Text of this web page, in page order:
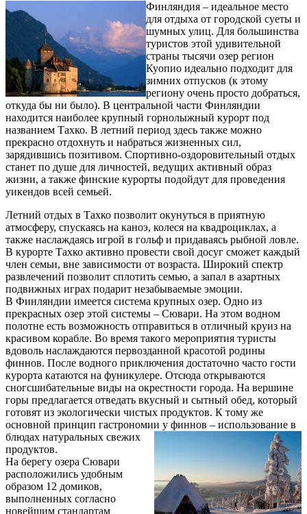
Финляндия – идеальное место
для отдыха от городской суеты и
шумных улиц. Для большинства
туристов этой удивительной
страны тысячи озер регион
Куопио идеально подходит для
зимних отпусков (к этому
региону очень просто добраться,
откуда бы ни было). В центральной части Финляндии
находится наиболее крупный горнолыжный курорт под
названием Тахко. В летний период здесь также можно
прекрасно отдохнуть и набраться жизненных сил,
зарядившись позитивом. Спортивно-оздоровительный отдых
станет по душе для личностей, ведущих активный образ
жизни, а также финские курорты подойдут для проведения
уикендов всей семьей.
Летний отдых в Тахко позволит окунуться в приятную
атмосферу, спускаясь на каноэ, колеся на квадроциклах, а
также наслаждаясь игрой в гольф и придаваясь рыбной ловле.
В курорте Тахко активно провести свой досуг сможет каждый
член семьи, вне зависимости от возраста. Широкий спектр
развлечений позволит сплотить семью, а запал в азартных
подвижных играх подарит незабываемые эмоции.
В Финляндии имеется система крупных озер. Одно из
прекрасных озер этой системы – Сювари. На этом водном
полотне есть возможность отправиться в отличный круиз на
красивом корабле. Во время такого мероприятия туристы
вдоволь наслаждаются первозданной красотой родины
финнов. После водного приключения достаточно часто гости
курорта катаются на фуникулере. Отсюда открываются
сногсшибательные виды на окрестности города. На вершине
горы предлагается отведать вкусный и сытный обед, который
готовят из экологически чистых продуктов. К тому же
основной принцип гастрономии у финнов – использование в
блюдах натуральных свежих
продуктов.
На берегу озера Сювари
расположились удобным
образом 12 домиков,
выполненных согласно
новейшим стандартам